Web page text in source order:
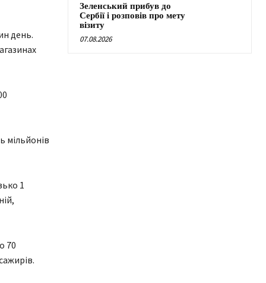
день.
мільйонів
1
70
Зеленський прибув до
Сербії і розповів про мету
візиту
07.08.2026